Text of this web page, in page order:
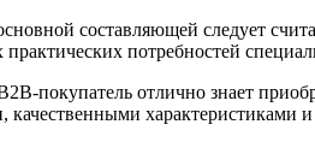
составляющей следует
потребностей
покупатель отлично знает
качественными